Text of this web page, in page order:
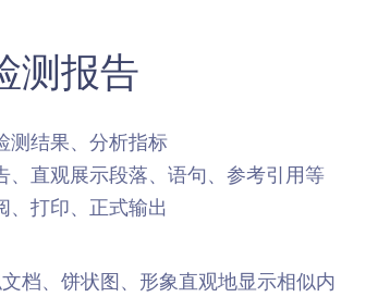
测报告
测结果、分析指标
、直观展示段落、语句、参考引用等
、打印、正式输出
档、饼状图、形象直观地显示相似内